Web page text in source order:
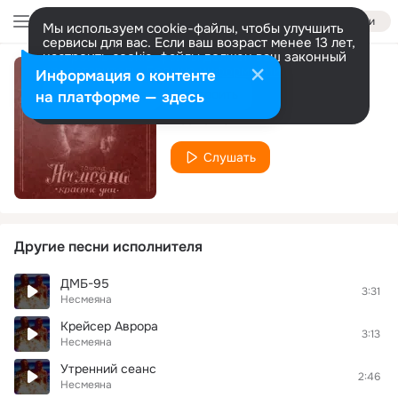
Войти
Мы используем cookie-файлы, чтобы улучшить
сервисы для вас. Если ваш возраст менее 13 лет,
настроить cookie-файлы должен ваш законный
представитель. Больше информации
Разрешить все Настроить
Прощай
Несмеяна
Слушать
Другие песни исполнителя
ДМБ-95
Несмеяна
3:31
Крейсер Аврора
Несмеяна
3:13
Утренний сеанс
Несмеяна
2:46
Информация о контенте
на платформе — здесь